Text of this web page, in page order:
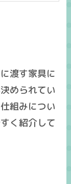
渡す家具に
められてい
組みについ
く紹介して